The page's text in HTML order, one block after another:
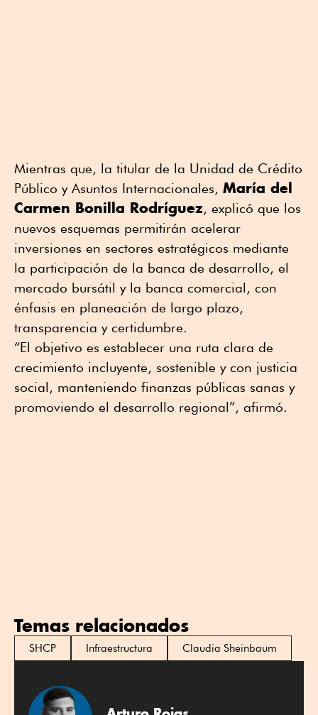
Mientras que, la titular de la Unidad de Crédito
Público y Asuntos Internacionales, María del
Carmen Bonilla Rodríguez, explicó que los
nuevos esquemas permitirán acelerar
inversiones en sectores estratégicos mediante
la participación de la banca de desarrollo, el
mercado bursátil y la banca comercial, con
énfasis en planeación de largo plazo,
transparencia y certidumbre.
“El objetivo es establecer una ruta clara de
crecimiento incluyente, sostenible y con justicia
social, manteniendo finanzas públicas sanas y
promoviendo el desarrollo regional”, afirmó.
Temas relacionados
SHCP Infraestructura Claudia Sheinbaum